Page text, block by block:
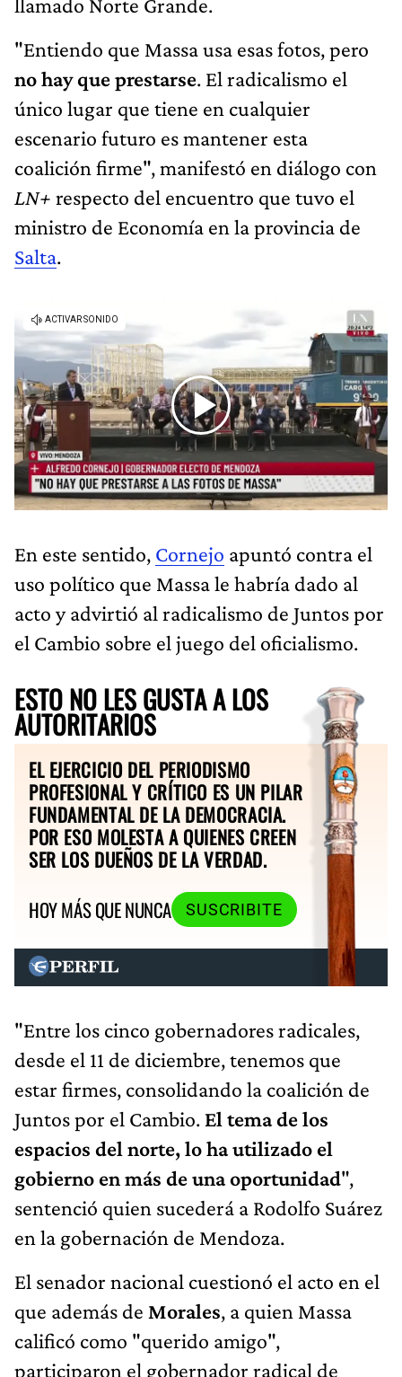
llamado Norte Grande.
"Entiendo que Massa usa esas fotos, pero
no hay que prestarse. El radicalismo el
único lugar que tiene en cualquier
escenario futuro es mantener esta
coalición firme", manifestó en diálogo con
LN+ respecto del encuentro que tuvo el
ministro de Economía en la provincia de
Salta.
En este sentido, Cornejo apuntó contra el
uso político que Massa le habría dado al
acto y advirtió al radicalismo de Juntos por
el Cambio sobre el juego del oficialismo.
ESTO NO LES GUSTA A LOS
AUTORITARIOS
EL EJERCICIO DEL PERIODISMO
PROFESIONAL Y CRÍTICO ES UN PILAR
FUNDAMENTAL DE LA DEMOCRACIA.
POR ESO MOLESTA A QUIENES CREEN
SER LOS DUEÑOS DE LA VERDAD.
HOY MÁS QUE NUNCA
SUSCRIBITE
"Entre los cinco gobernadores radicales,
desde el 11 de diciembre, tenemos que
estar firmes, consolidando la coalición de
Juntos por el Cambio. El tema de los
espacios del norte, lo ha utilizado el
gobierno en más de una oportunidad",
sentenció quien sucederá a Rodolfo Suárez
en la gobernación de Mendoza.
El senador nacional cuestionó el acto en el
que además de Morales, a quien Massa
calificó como "querido amigo",
participaron el gobernador radical de